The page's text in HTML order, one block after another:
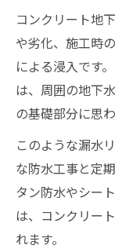
コンクリート地
や劣化、施工時
による浸入です
は、周囲の地下
の基礎部分に思
このような漏水
な防水工事と定
タン防水やシー
は、コンクリー
れます。